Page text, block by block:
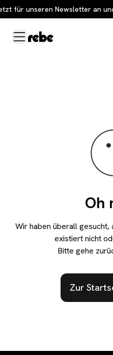
für unseren Newsletter an
Oh
Wir haben überall
existiert nicht
Bitte gehe
Zur